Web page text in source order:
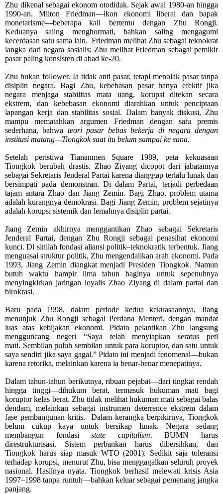
Zhu dikenal sebagai ekonom otodidak. Sejak awal 1980-an hingga
1990-an, Milton Friedman—ikon ekonomi liberal dan bapak
monetarisme—beberapa kali bertemu dengan Zhu Rongji.
Keduanya saling menghormati, bahkan saling mengagumi
kecerdasan satu sama lain. Friedman melihat Zhu sebagai teknokrat
langka dari negara sosialis; Zhu melihat Friedman sebagai pemikir
pasar paling konsisten di abad ke-20.
Zhu bukan follower. Ia tidak anti pasar, tetapi menolak pasar tanpa
disiplin negara. Bagi Zhu, kebebasan pasar hanya efektif jika
negara menjaga stabilitas mata uang, korupsi ditekan secara
ekstrem, dan kebebasan ekonomi diarahkan untuk penciptaan
lapangan kerja dan stabilitas sosial. Dalam banyak diskusi, Zhu
mampu mematahkan argumen Friedman dengan satu premis
sederhana, bahwa teori pasar bebas bekerja di negara dengan
institusi matang—Tiongkok saat itu belum sampai ke sana.
Setelah peristiwa Tiananmen Square 1989, peta kekuasaan
Tiongkok berubah drastis. Zhao Ziyang dicopot dari jabatannya
sebagai Sekretaris Jenderal Partai karena dianggap terlalu lunak dan
bersimpati pada demonstran. Di dalam Partai, terjadi perbedaan
tajam antara Zhao dan Jiang Zemin. Bagi Zhao, problem utama
adalah kurangnya demokrasi. Bagi Jiang Zemin, problem sejatinya
adalah korupsi sistemik dan lemahnya disiplin partai.
Jiang Zemin akhirnya menggantikan Zhao sebagai Sekretaris
Jenderal Partai, dengan Zhu Rongji sebagai penasihat ekonomi
kunci. Di sinilah fondasi aliansi politik–teknokratik terbentuk. Jiang
menguasai struktur politik, Zhu mengendalikan arah ekonomi. Pada
1993, Jiang Zemin diangkat menjadi Presiden Tiongkok. Namun
butuh waktu hampir lima tahun baginya untuk sepenuhnya
menyingkirkan jaringan loyalis Zhao Ziyang di dalam partai dan
birokrasi.
Baru pada 1998, dalam periode kedua kekuasaannya, Jiang
menunjuk Zhu Rongji sebagai Perdana Menteri, dengan mandat
luas atas kebijakan ekonomi. Pidato pelantikan Zhu langsung
mengguncang negeri “Saya telah menyiapkan seratus peti
mati. Sembilan puluh sembilan untuk para koruptor, dan satu untuk
saya sendiri jika saya gagal.” Pidato ini menjadi fenomenal—bukan
karena retorika, melainkan karena ia benar-benar menepatinya.
Dalam tahun-tahun berikutnya, ribuan pejabat—dari tingkat rendah
hingga tinggi—dihukum berat, termasuk hukuman mati bagi
koruptor kelas berat. Zhu tidak melihat hukuman mati sebagai balas
dendam, melainkan sebagai instrumen deterrence ekstrem dalam
fase pembangunan kritis.
Dalam kerangka berpikirnya, Tiongkok
belum cukup kaya untuk bersikap lunak. Negara sedang
membangun fondasistate capitalism. BUMN harus
direstrukturisasi. Sistem perbankan harus dibersihkan, dan
Tiongkok harus siap masuk WTO (2001). Sedikit saja toleransi
terhadap korupsi, menurut Zhu, bisa menggagalkan seluruh proyek
nasional. Hasilnya nyata. Tiongkok berhasil melewati krisis Asia
1997–1998 tanpa runtuh—bahkan keluar sebagai pemenang jangka
panjang.